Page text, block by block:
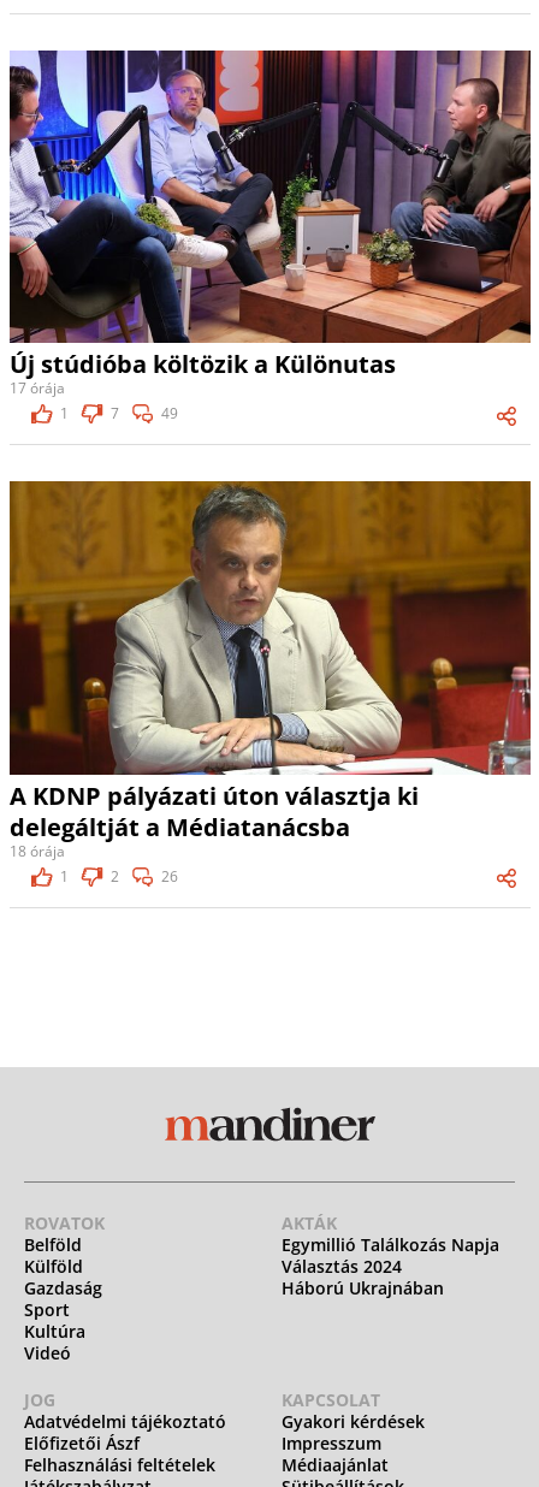
Új stúdióba költözik a Különutas
17 órája
1
7 49
A KDNP pályázati úton választja ki
delegáltját a Médiatanácsba
18 órája
1
2 26
ROVATOK
Belföld
Külföld
Gazdaság
Sport
Kultúra
Videó
AKTÁK
Egymillió Találkozás Napja
Választás 2024
Háború Ukrajnában
JOG
Adatvédelmi tájékoztató
Előfizetői Ászf
Felhasználási feltételek
KAPCSOLAT
Gyakori kérdések
Impresszum
Médiaajánlat